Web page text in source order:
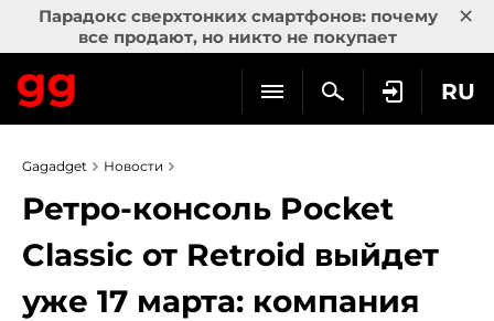
Парадокс сверхтонких смартфонов: почему
все продают, но никто не покупает
×
RU
Gagadget Новости
Ретро-консоль Pocket
Classic от Retroid выйдет
уже 17 марта: компания